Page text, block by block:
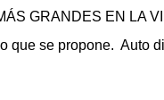
GRANDES EN LA
que se propone. Auto